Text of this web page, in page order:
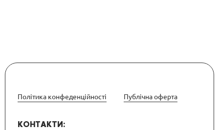
КОНТАКТИ:
Політика конфеденційності Публічна оферта